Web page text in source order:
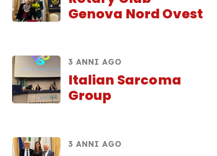
Genova Nord Ovest
3 ANNI AGO
Italian Sarcoma
Group
3 ANNI AGO